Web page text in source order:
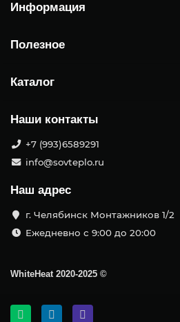
Информация
Полезное
Каталог
Наши контакты
+7 (993)6589291
info@sovteplo.ru
Наш адрес
г. Челябинск Монтажников 1/2
Ежедневно с 9:00 до 20:00
WhiteHeat 2020-2025 ©